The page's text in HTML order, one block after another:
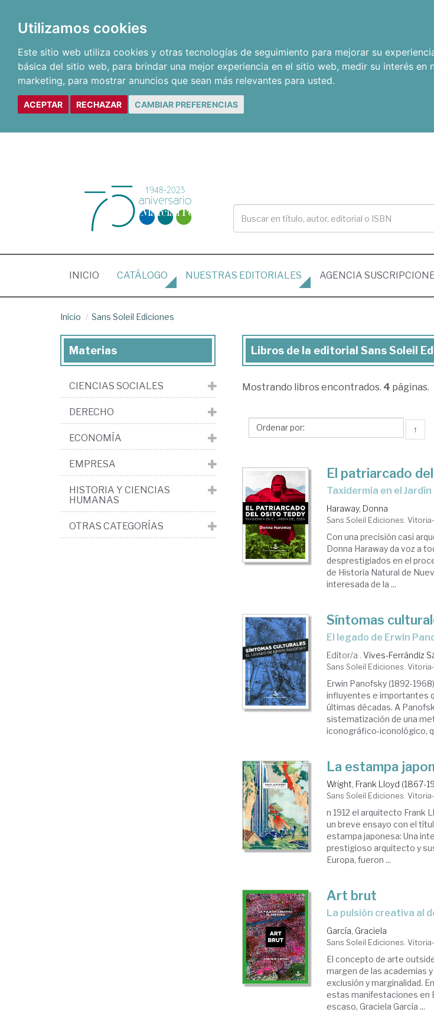
Utilizamos cookies
Este sitio web utiliza cookies y otras tecnologías de seguimiento para mejorar su
básica del sitio web, para brindar una mejor experiencia en el sitio web, medir su interés en
marketing, para mostrar anuncios que sean más relevantes para usted.
ACEPTAR RECHAZAR CAMBIAR PREFERENCIAS
INICIO (CURRENT)
CATÁLOGO NUESTRAS EDITORIALES AGENCIA
Inicio Sans Soleil Ediciones
Libros
la
Sans
Ediciones
Libros de la editorial Sans Soleil
Mostrando libros encontrados. 4 páginas.
↑
El patriarcado
taxidermia en el Jardín
Haraway, Donna
Sans Soleil Ediciones.
Con una precisión casi
Donna Haraway da voz a
desprestigiados en el
de Historia Natural de
interesada de la ...
Síntomas
el legado de Erwin
Editor/a .Vives-Ferrándiz
Sans Soleil Ediciones.
Erwin Panofsky (1892-
influyentes e importantes
últimas décadas. A
sistematización de una
iconográfico-iconológico,
La estampa
Wright, Frank Lloyd (1867-
Sans Soleil Ediciones.
n 1912 el arquitecto Frank
un breve ensayo con el
estampa japonesa: Una
prestigioso arquitecto y
Europa, fueron ...
Art brut
la pulsión creativa al
García, Graciela
Sans Soleil Ediciones.
El concepto de arte
margen de las academias
exclusión y marginalidad.
estas manifestaciones en
escaso, Graciela García ...
Materias
CIENCIAS SOCIALES
DERECHO
ECONOMÍA
EMPRESA
HISTORIA Y CIENCIAS
HUMANAS
OTRAS CATEGORÍAS